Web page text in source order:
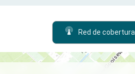
Red de cobertura